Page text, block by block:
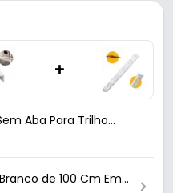
de prateleiras.
com acabamento
e durável no
+
Aba Para Trilho
de 100 Cm Em